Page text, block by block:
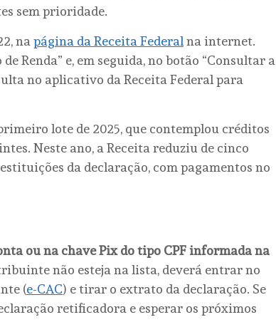
sem prioridade.
na página da Receita Federal na internet.
Renda” e, em seguida, no botão “Consultar a
no aplicativo da Receita Federal para
lote de 2025, que contemplou créditos
Neste ano, a Receita reduziu de cinco
da declaração, com pagamentos no
ou na chave Pix do tipo CPF informada na
não esteja na lista, deverá entrar no
(e-CAC) e tirar o extrato da declaração. Se
retificadora e esperar os próximos